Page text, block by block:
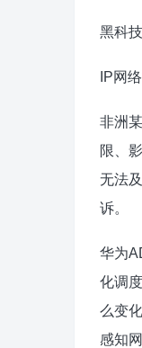
黑科技
IP网
非洲
限、
无法
诉。
华为
化调
么变
感知